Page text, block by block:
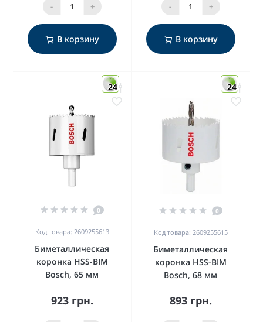
- +
В корзину
- +
В корзину
24
0
Код товара: 2609255613
Биметаллическая
коронка HSS-BIM
Bosch, 65 мм
923 грн.
24
0
Код товара: 2609255615
Биметаллическая
коронка HSS-BIM
Bosch, 68 мм
893 грн.